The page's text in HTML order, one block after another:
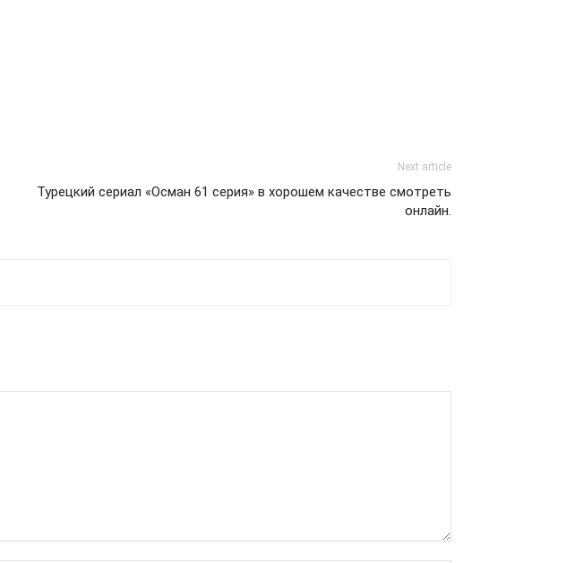
Next article
Турецкий сериал «Осман 61 серия» в хорошем качестве смотреть
онлайн.